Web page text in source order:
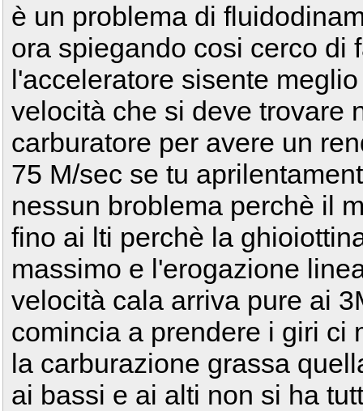
è un problema di
ora spiegando cosi cerco di
l'acceleratore sisente
velocità che si deve trovare
carburatore per avere un
75 M/sec se tu
nessun broblema perchè il
fino ai lti perchè la
massimo e l'erogazione
velocità cala arriva pure ai
comincia a prendere i giri ci
la carburazione grassa
ai bassi e ai alti non si ha